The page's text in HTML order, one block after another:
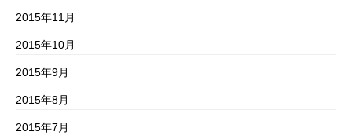
2015年11月
2015年10月
2015年9月
2015年8月
2015年7月